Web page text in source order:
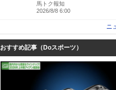
馬トク報知
2026/8/8 6:00
ニ
おすすめ記事（Doスポーツ）